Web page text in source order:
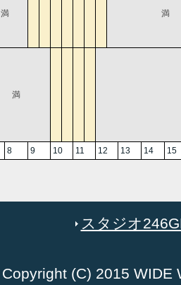
満 満
満
8 9 10 11 12 13 14 15
スタジオ
Copyright (C) 2015 WIDE